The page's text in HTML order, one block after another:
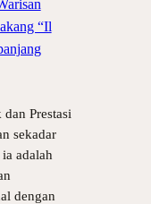
“Il
Prestasi
sekadar
adalah
dengan